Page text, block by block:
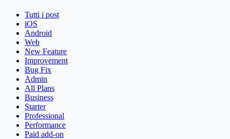
Tutti i post
iOS
Android
Web
New Feature
Improvement
Bug Fix
Admin
All Plans
Business
Starter
Professional
Performance
Paid add-on